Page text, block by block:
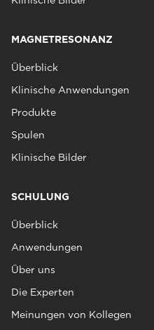
MAGNETRESONANZ
Überblick
Klinische Anwendungen
Produkte
Spulen
Klinische Bilder
SCHULUNG
Überblick
Anwendungen
Über uns
Die Experten
Meinungen von Kollegen